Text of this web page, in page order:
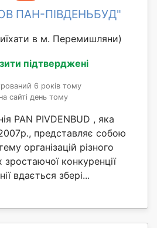
ПАН-ПІВДЕНЬБУД"
в м. Перемишляни)
підтверджені
6 років тому
сайті день тому
PAN PIVDENBUD , яка
представляє собою
організацій різного
конкуренції
вдається збері...